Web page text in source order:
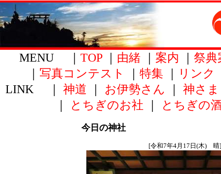
MENU ｜ TOP｜ 由緒 案内
祭典
写真コンテスト 特集 リンク
LINK ｜ 神道 お伊勢さん 神さま
とちぎのお社 とちぎの
今日の神社
[令和7年4月17日(木) 晴]